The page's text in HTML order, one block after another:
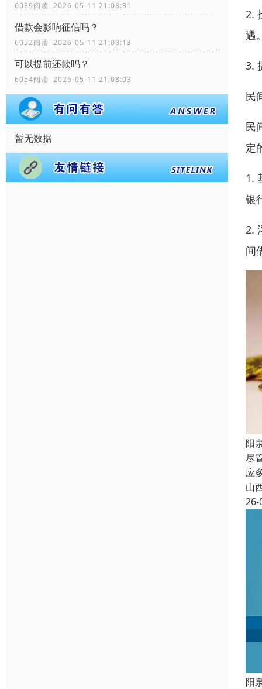
6089阅读 2026-05-11 21:08:31
借款会影响征信吗？
6052阅读 2026-05-11 21:08:13
可以提前还款吗？
6054阅读 2026-05-11 21:08:03
暂无数据
2.
遇
3.
民
民
定
1.
银
2.
间
阳
尽
应
山
26-
阳